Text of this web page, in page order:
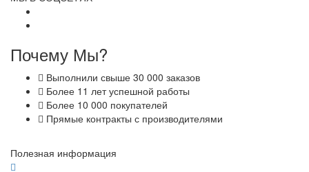
Почему Мы?
Выполнили свыше 30 000 заказов
Более 11 лет успешной работы
Более 10 000 покупателей
Прямые контракты с производителями
Полезная информация